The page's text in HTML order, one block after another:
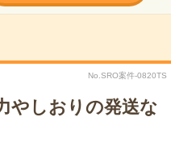
No.SRO案件-0820TS
やしおりの発送な